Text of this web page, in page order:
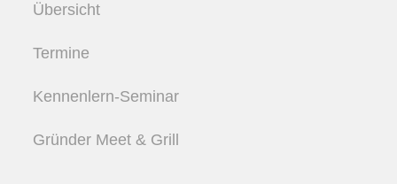
Übersicht
Termine
Kennenlern-Seminar
Gründer Meet & Grill